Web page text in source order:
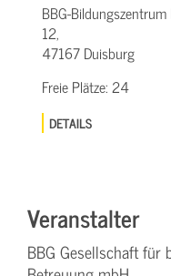
BBG-
12,
47167 Duisburg
Freie Plätze:24
DETAILS
Veranstalter
BBG Gesellschaft für